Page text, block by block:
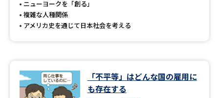
ニューヨークを「創る」
複雑な人種関係
アメリカ史を通じて日本社会を考える
「不平等」はどんな国の雇用に
も存在する